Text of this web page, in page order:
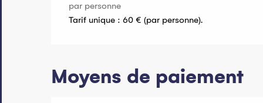
par personne
Tarif unique : 60 € (par personne).
Moyens de paiement